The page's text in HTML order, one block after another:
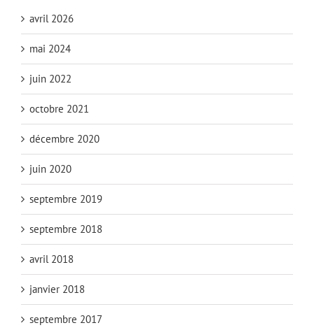
avril 2026
mai 2024
juin 2022
octobre 2021
décembre 2020
juin 2020
septembre 2019
septembre 2018
avril 2018
janvier 2018
septembre 2017